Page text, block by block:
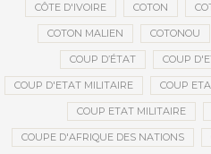
CÔTE D'IVOIRE COTON
COTON MALIEN COTONOU
COUP D’ÉTAT COUP
COUP D'ETAT MILITAIRE COUP
COUP ETAT MILITAIRE
COUPE D'AFRIQUE DES NATIONS